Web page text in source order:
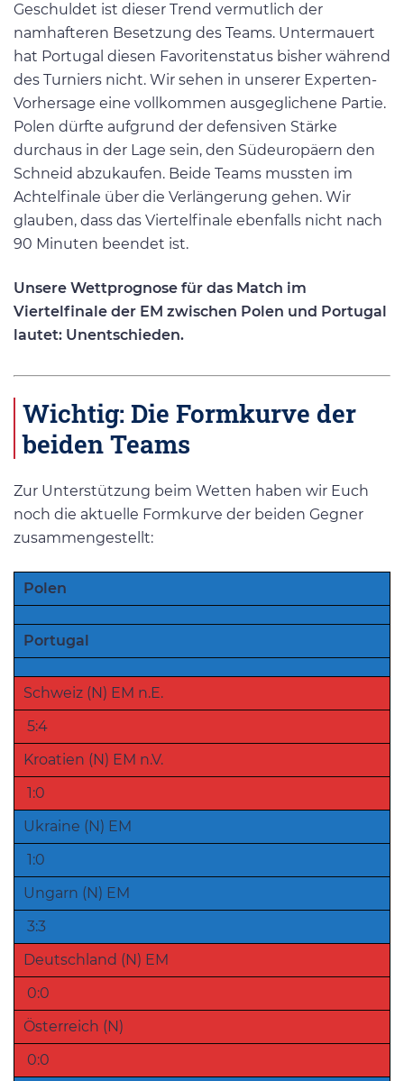
Geschuldet ist dieser Trend vermutlich der
namhafteren Besetzung des Teams. Untermauert
hat Portugal diesen Favoritenstatus bisher während
des Turniers nicht. Wir sehen in unserer Experten-
Vorhersage eine vollkommen ausgeglichene Partie.
Polen dürfte aufgrund der defensiven Stärke
durchaus in der Lage sein, den Südeuropäern den
Schneid abzukaufen. Beide Teams mussten im
Achtelfinale über die Verlängerung gehen. Wir
glauben, dass das Viertelfinale ebenfalls nicht nach
90 Minuten beendet ist.
Unsere Wettprognose für das Match im
Viertelfinale der EM zwischen Polen und Portugal
lautet: Unentschieden.
Wichtig: Die Formkurve der
beiden Teams
Zur Unterstützung beim Wetten haben wir Euch
noch die aktuelle Formkurve der beiden Gegner
zusammengestellt:
Polen
Portugal
Schweiz (N) EM n.E.
5:4
Kroatien (N) EM n.V.
1:0
Ukraine (N) EM
1:0
Ungarn (N) EM
3:3
Deutschland (N) EM
0:0
Österreich (N)
0:0